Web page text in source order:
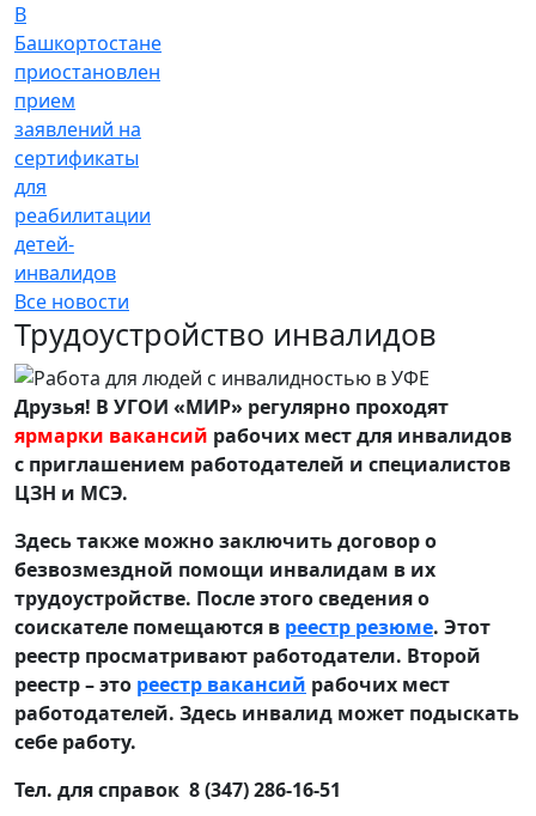
В
Башкортостане
приостановлен
прием
заявлений на
сертификаты
для
реабилитации
детей-
инвалидов
Все новости
Трудоустройство инвалидов
Друзья! В УГОИ «МИР» регулярно проходят
ярмарки вакансий рабочих мест для инвалидов
с приглашением работодателей и специалистов
ЦЗН и МСЭ.
Здесь также можно заключить договор о
безвозмездной помощи инвалидам в их
трудоустройстве. После этого сведения о
соискателе помещаются в реестр резюме. Этот
реестр просматривают работодатели. Второй
реестр – это реестр вакансий рабочих мест
работодателей. Здесь инвалид может подыскать
себе работу.
Тел. для справок 8 (347) 286-16-51